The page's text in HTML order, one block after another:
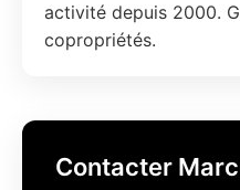
activité depuis 2000.
copropriétés.
Contacter